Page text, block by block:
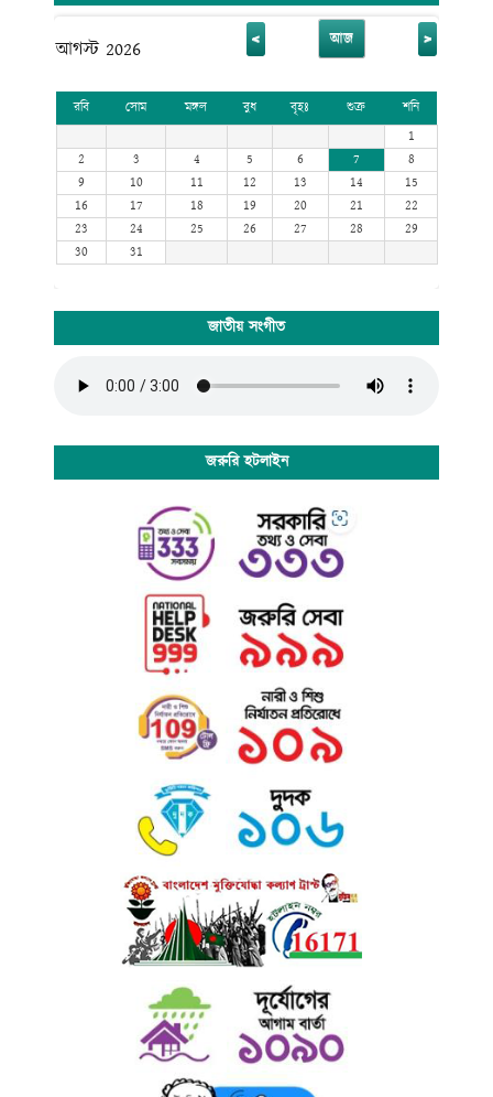
আগস্ট 2026 < আজ >
রবি সোম মঙ্গল বুধ বৃহঃ শুক্র
শনি
1
2
3 4 5 6 7
8
9
10 11 12 13 14
15
16
17 18 19 20 21
22
23
24 25 26 27 28
29
30
31
জাতীয় সংগীত
জরুরি হটলাইন